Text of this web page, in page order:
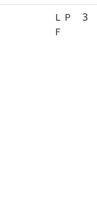
ＬＰ
Ｆ
3